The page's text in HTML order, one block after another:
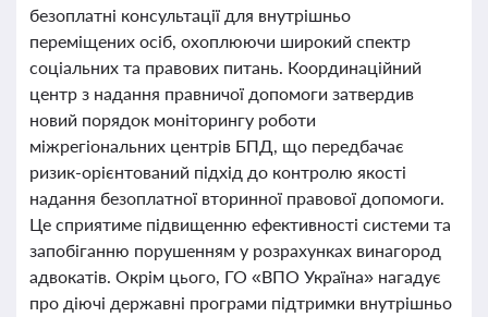
безоплатні консультації для внутрішньо
переміщених осіб, охоплюючи широкий спектр
соціальних та правових питань. Координаційний
центр з надання правничої допомоги затвердив
новий порядок моніторингу роботи
міжрегіональних центрів БПД, що передбачає
ризик-орієнтований підхід до контролю якості
надання безоплатної вторинної правової допомоги.
Це сприятиме підвищенню ефективності системи та
запобіганню порушенням у розрахунках винагород
адвокатів. Окрім цього, ГО «ВПО Україна» нагадує
про діючі державні програми підтримки внутрішньо